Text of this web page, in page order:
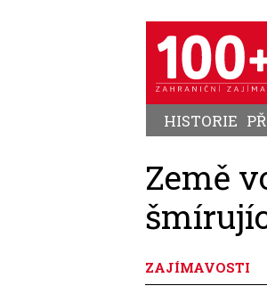
HISTORIE
Země
ZAJÍMAVOSTI